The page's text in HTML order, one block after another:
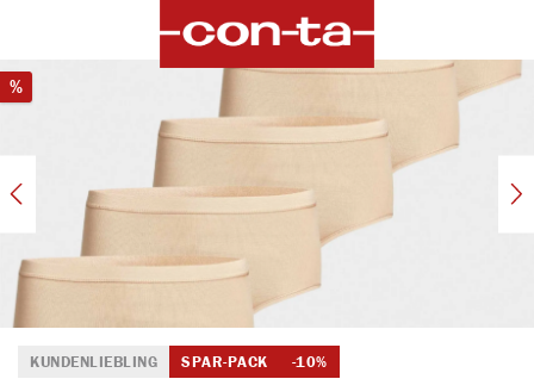
Bildergalerie überspringen
%Rabatt
KUNDENLIEBLING SPAR-PACK -10%